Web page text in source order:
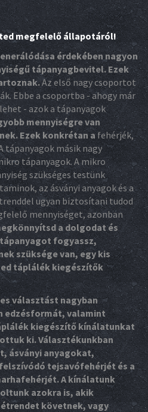
megfelelő állapotáról!
érdekében nagyon
tápanyagbevitel. Ezek
Az első nagy csoportot
Ebbe a csoportba - ahogy már
- azok a tápanyagok
mennyiségre van
Ezek konkrétan a fehérjék,
tápanyagok másik nagy
tápanyagok. A mikro
szükséges testünk
az ásványi anyagok és a
ugyan biztosítani tudod
mennyiséget, azonban
a dolgodat és
fogyassz,
szüksége van, egy kis
táplálék kiegészítők
választást nagyban
edzésformát, valamint
kiegészítő kínálatunkat
ki. Választékunkban
ásványi anyagokat,
tejsavófehérjét és a
A kínálatunk
azokra is, akik
követnek, vagy